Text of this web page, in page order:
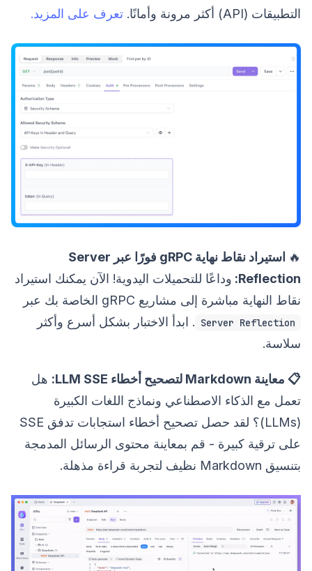
التطبيقات (API) أكثر مرونة وأمانًا.
تعرف على المزيد.
🔥
استيراد نقاط نهاية gRPC فورًا عبر Server
Reflection: وداعًا للتحميلات اليدوية! الآن يمكنك استيراد
نقاط النهاية مباشرة إلى مشاريع gRPC الخاصة بك عبر
Server Reflection . ابدأ الاختبار بشكل أسرع وأكثر
سلاسة.
📋 معاينة Markdown لتصحيح أخطاء LLM SSE:
هل
تعمل مع الذكاء الاصطناعي ونماذج اللغات الكبيرة
(LLMs)؟ لقد حصل تصحيح أخطاء استجابات تدفق SSE
على ترقية كبيرة - قم بمعاينة محتوى الرسائل المدمجة
بتنسيق Markdown نظيف لتجربة قراءة مذهلة.